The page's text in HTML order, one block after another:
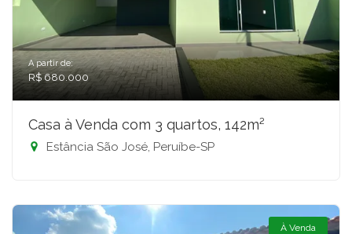
A partir de:
R$ 680.000
Casa à Venda com 3 quartos, 142m²
Estância São José, Peruíbe-SP
À Venda